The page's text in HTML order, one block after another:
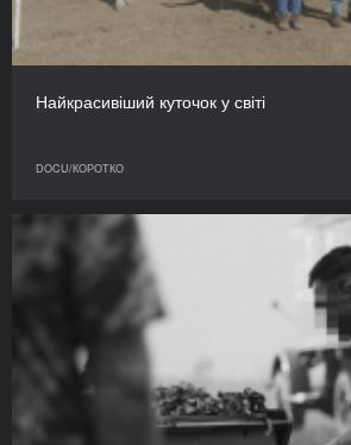
Найкрасивіший куточок у світі
DOCU/КОРОТКО